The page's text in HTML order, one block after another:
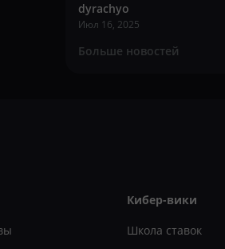
dyrachyo
Июл 16, 2025
Больше новостей
Кибер-вики
Школа ставок